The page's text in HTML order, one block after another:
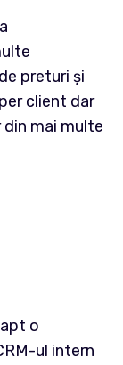
preturi și
client dar
mai multe
o
ul intern